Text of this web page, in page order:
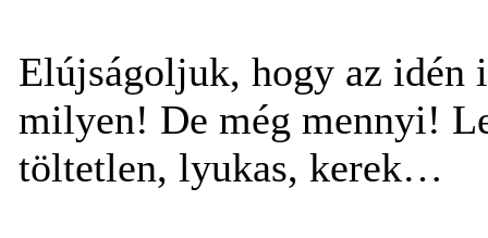
Elújságoljuk, hogy az idén
milyen! De még mennyi!
töltetlen, lyukas, kerek…